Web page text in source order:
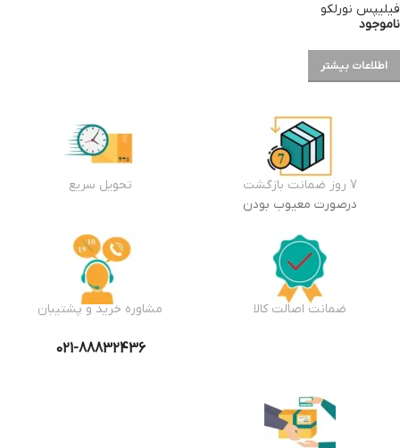
فیلیپس نورلکو
ناموجود
اطلاعات بیشتر
7 روز ضمانت بازگشت
درصورت معیوب بودن
تحویل سریع
ضمانت اصالت کالا مشاوره خرید و پشتیبان
021-88832436